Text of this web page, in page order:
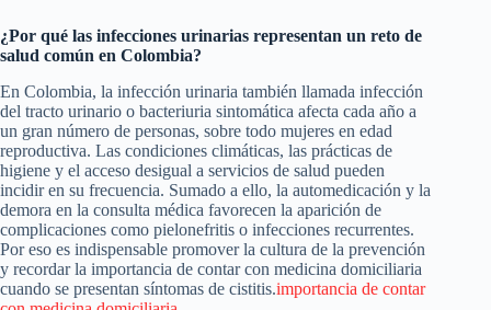
¿Por qué las infecciones urinarias representan un reto de
salud común en Colombia?
En Colombia, la infección urinaria también llamada infección
del tracto urinario o bacteriuria sintomática afecta cada año a
un gran número de personas, sobre todo mujeres en edad
reproductiva. Las condiciones climáticas, las prácticas de
higiene y el acceso desigual a servicios de salud pueden
incidir en su frecuencia. Sumado a ello, la automedicación y la
demora en la consulta médica favorecen la aparición de
complicaciones como pielonefritis o infecciones recurrentes.
Por eso es indispensable promover la cultura de la prevención
y recordar la importancia de contar con medicina domiciliaria
cuando se presentan síntomas de cistitis.importancia de contar